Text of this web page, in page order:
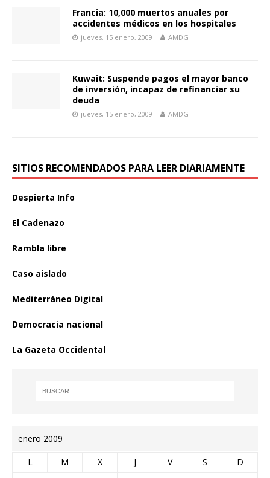
Francia: 10,000 muertos anuales por
accidentes médicos en los hospitales
jueves, 15 enero, 2009 AMDG
Kuwait: Suspende pagos el mayor banco
de inversión, incapaz de refinanciar su
deuda
jueves, 15 enero, 2009 AMDG
SITIOS RECOMENDADOS PARA LEER DIARIAMENTE
Despierta Info
El Cadenazo
Rambla libre
Caso aislado
Mediterráneo Digital
Democracia nacional
La Gazeta Occidental
enero 2009
L M X J V S D